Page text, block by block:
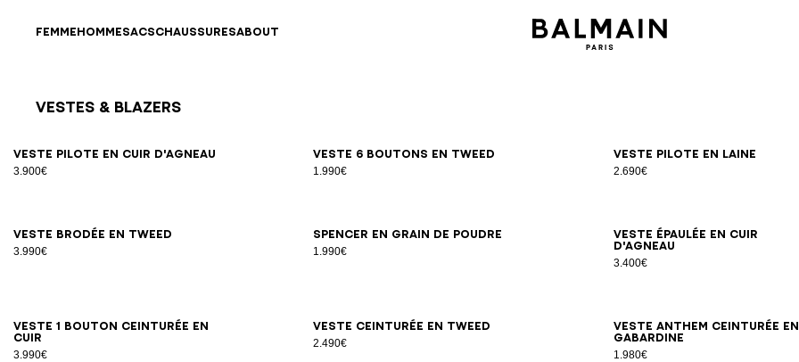
FEMMEHOMMESACSCHAUSSURESABOUT
Vestes & Blazers
Veste pilote en cuir d'agneau
3.900€
3436384042 Veste 6 boutons en tweed
1.990€
343638 4042 Veste pilote en laine
2.690€
34363840
Veste brodée en tweed
3.990€
34 36384042 Spencer en grain de poudre
1.990€
343638 404244
Veste épaulée en cuir
d'agneau
3.400€
34363840
Veste 1 bouton ceinturée en
cuir
3.990€
34363840424446 Veste ceinturée en tweed
2.490€
34 3638404244
Veste Anthem ceinturée en
gabardine
1.980€
34363840424446